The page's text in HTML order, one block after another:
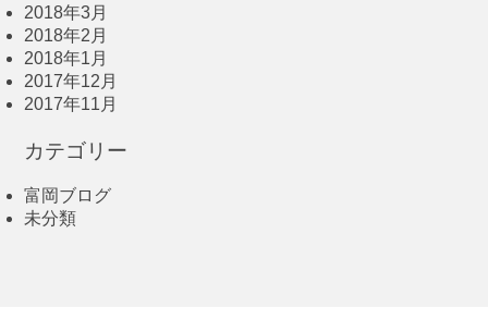
2018年3月
2018年2月
2018年1月
2017年12月
2017年11月
カテゴリー
富岡ブログ
未分類